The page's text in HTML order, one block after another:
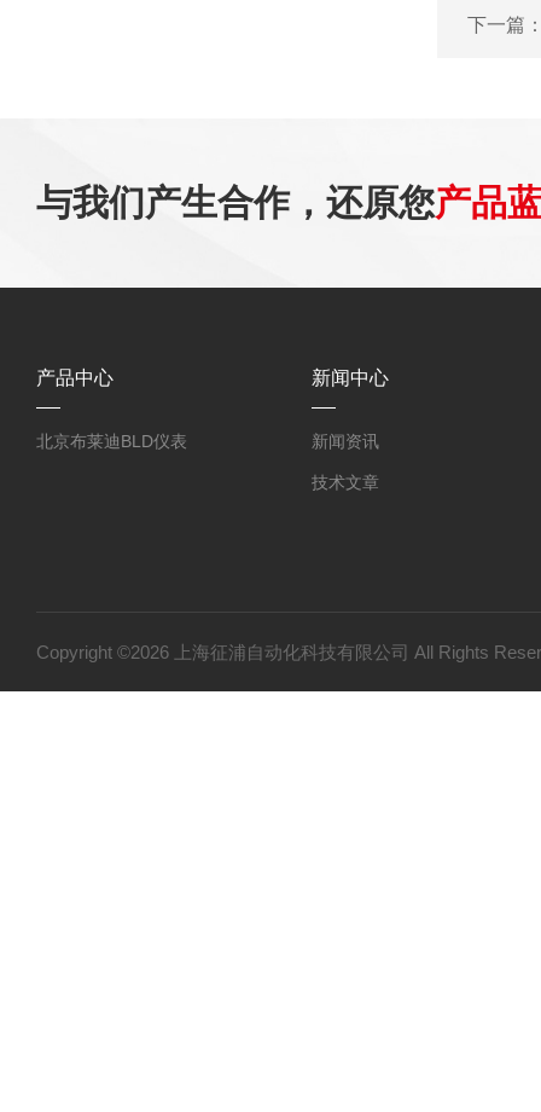
下一篇
与我们产生合作，还原您产品
产品中心
北京布莱迪BLD仪表
新闻中心
新闻资讯
技术文章
Copyright ©2026 上海征浦自动化科技有限公司 All Rights